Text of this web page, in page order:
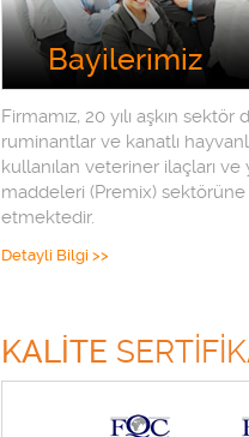
Bayilerimiz
Firmamız, 20 yılı aşkın sektör
ruminantlar ve kanatlı
kullanılan veteriner ilaçları ve
maddeleri (Premix)
etmektedir.
Detayli Bilgi >>
KALİTE